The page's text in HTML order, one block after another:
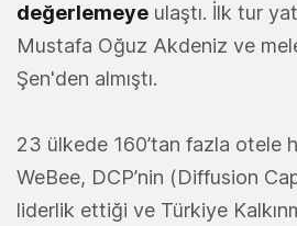
değerlemeye ulaştı. İlk tur
Mustafa Oğuz Akdeniz ve
Şen'den almıştı.
23 ülkede 160’tan fazla otele
WeBee, DCP’nin (Diffusion
liderlik ettiği ve Türkiye